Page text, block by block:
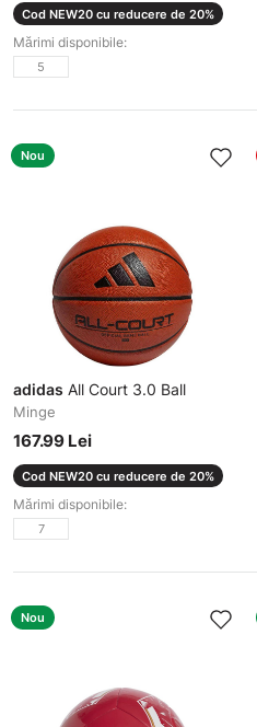
Cod NEW20 cu reducere de 20%
Mărimi disponibile:
5
Nou
adidas All Court 3.0 Ball
Minge
167.99 Lei
Cod NEW20 cu reducere de 20%
Mărimi disponibile:
7
Nou